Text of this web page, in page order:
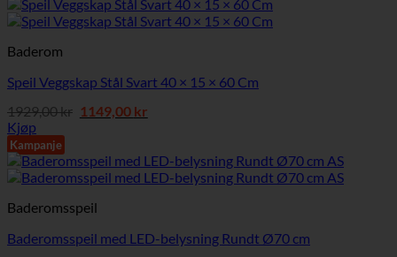
Baderom
Speil Veggskap Stål Svart 40 × 15 × 60 Cm
1929,00kr Opprinnelig
pris
1929,00 kr.
1149,00 krNåværende
pris
1149,00 kr.
Kjøp
Kampanje
Baderomsspeil
Baderomsspeil med LED-belysning Rundt Ø70 cm